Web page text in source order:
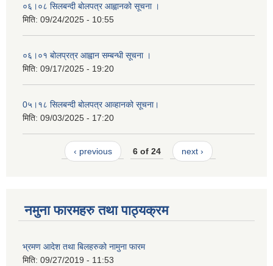
०६।०८ सिलबन्दी बोलपत्र आह्वानको सूचना ।
मिति: 09/24/2025 - 10:55
०६।०१ बोलप्रत्र आह्वान सम्बन्धी सूचना ।
मिति: 09/17/2025 - 19:20
0५।१८ सिलबन्दी बोलपत्र आव्हानको सूचना।
मिति: 09/03/2025 - 17:20
‹ previous 6 of 24 next ›
नमुना फारमहरु तथा पाठ्यक्रम
भ्रमण आदेश तथा बिलहरुको नामुना फारम
मिति: 09/27/2019 - 11:53